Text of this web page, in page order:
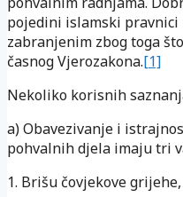
pojedini islamski
zabranjenim zbog toga
časnog Vjerozakona.[1]
Nekoliko korisnih
a) Obavezivanje i
pohvalnih djela imaju tri
1. Brišu čovjekove